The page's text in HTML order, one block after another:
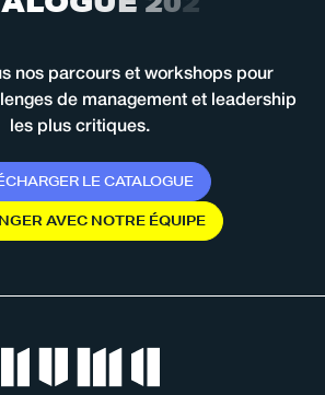
nos parcours et workshops pour
de management et leadership
les plus critiques.
CHARGER LE CATALOGUE
NGERAVEC NOTRE ÉQUIPE